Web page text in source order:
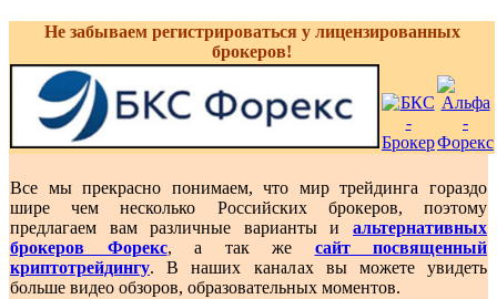
Не забываем регистрироваться у лицензированных
брокеров!
Все мы прекрасно понимаем, что мир трейдинга гораздо
шире чем несколько Российских брокеров, поэтому
предлагаем вам различные варианты и альтернативных
брокеров Форекс, а так же сайт посвященный
криптотрейдингу. В наших каналах вы можете увидеть
больше видео обзоров, образовательных моментов.